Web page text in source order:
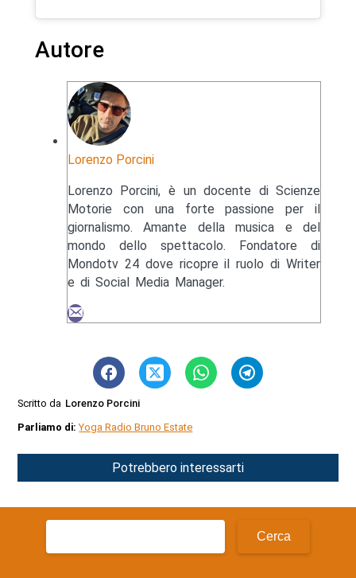
Autore
Lorenzo Porcini
Lorenzo Porcini, è un docente di Scienze
Motorie con una forte passione per il
giornalismo. Amante della musica e del
mondo dello spettacolo. Fondatore di
Mondotv 24 dove ricopre il ruolo di Writer
e di Social Media Manager.
Scritto da Lorenzo Porcini
Parliamo di:Yoga Radio Bruno Estate
Potrebbero interessarti